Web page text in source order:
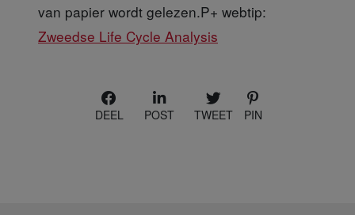
van papier wordt gelezen.P+ webtip:
Zweedse Life Cycle Analysis
DEEL POST TWEET PIN